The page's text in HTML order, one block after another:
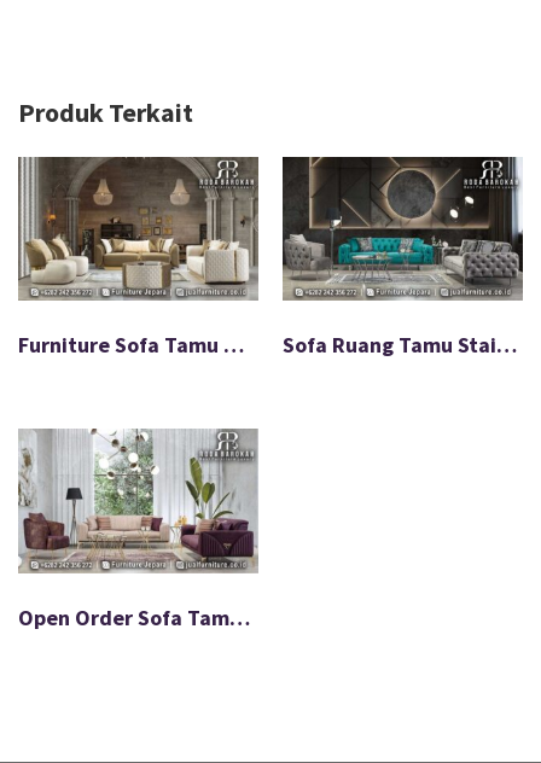
Produk Terkait
Furniture Sofa Tamu Minimalis Terbaru Modern FS-041 Sofa Ruang Tamu Stainless Pristine Flow Jepara FS-044
Open Order Sofa Tamu Kaki Stainless Gold Minimalis FS-042